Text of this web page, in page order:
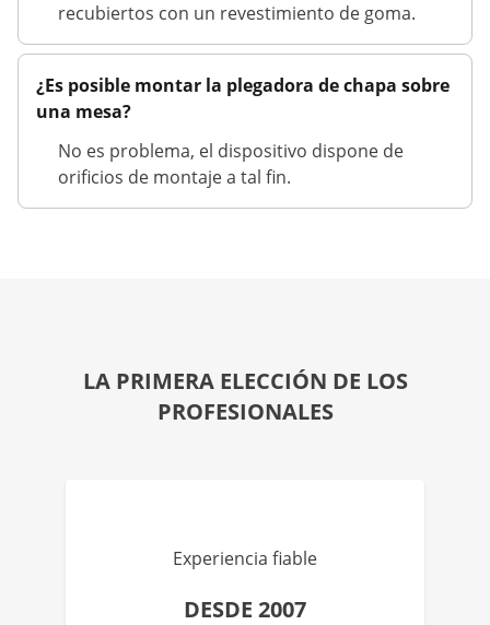
recubiertos con un revestimiento de goma.
¿Es posible montar la plegadora de chapa sobre
una mesa?
No es problema, el dispositivo dispone de
orificios de montaje a tal fin.
LA PRIMERA ELECCIÓN DE LOS
PROFESIONALES
Experiencia fiable
DESDE 2007